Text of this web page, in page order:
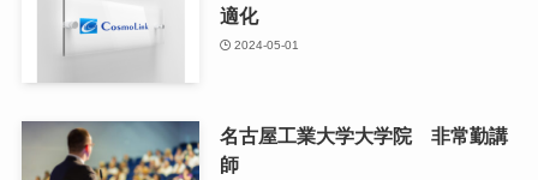
適化
2024-05-01
名古屋工業大学大学院 非常勤講
師